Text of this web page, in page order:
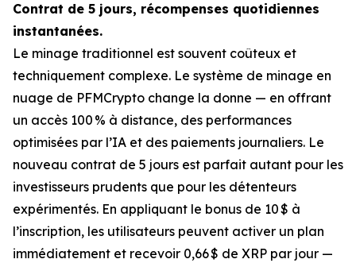
Contrat de 5 jours, récompenses quotidiennes
instantanées.
Le minage traditionnel est souvent coûteux et
techniquement complexe. Le système de minage en
nuage de PFMCrypto change la donne — en offrant
un accès 100 % à distance, des performances
optimisées par l’IA et des paiements journaliers. Le
nouveau contrat de 5 jours est parfait autant pour les
investisseurs prudents que pour les détenteurs
expérimentés. En appliquant le bonus de 10 $ à
l’inscription, les utilisateurs peuvent activer un plan
immédiatement et recevoir 0,66 $ de XRP par jour —